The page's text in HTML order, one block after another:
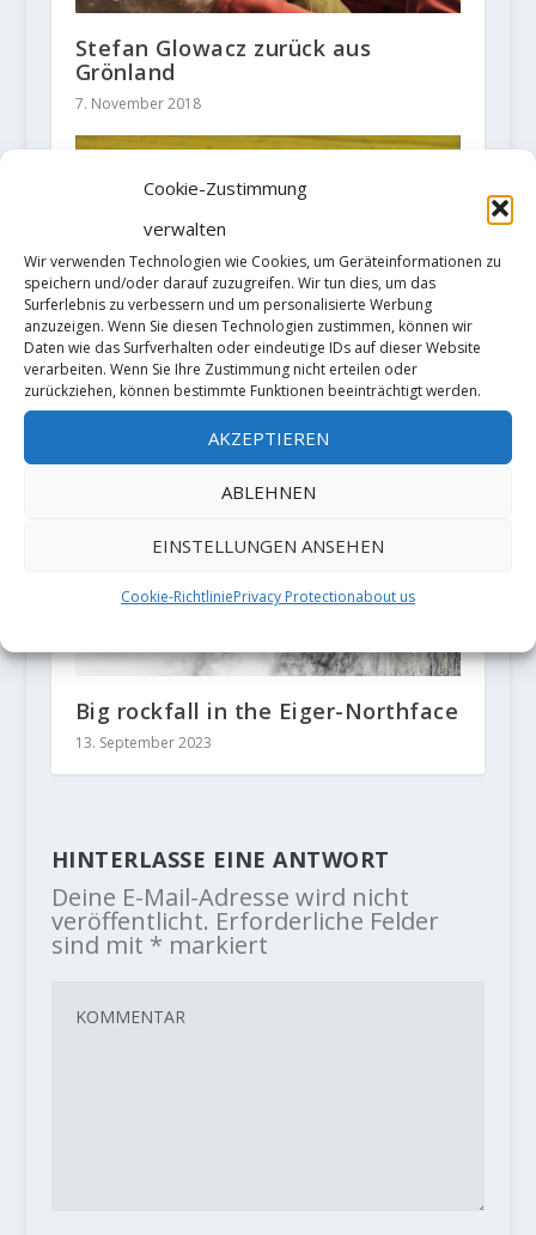
Cookie-Zustimmung
verwalten
Wir verwenden Technologien wie Cookies, um Geräteinformationen zu
speichern und/oder darauf zuzugreifen. Wir tun dies, um das
Surferlebnis zu verbessern und um personalisierte Werbung
anzuzeigen. Wenn Sie diesen Technologien zustimmen, können wir
Daten wie das Surfverhalten oder eindeutige IDs auf dieser Website
verarbeiten. Wenn Sie Ihre Zustimmung nicht erteilen oder
zurückziehen, können bestimmte Funktionen beeinträchtigt werden.
AKZEPTIEREN
ABLEHNEN
EINSTELLUNGEN ANSEHEN
Cookie-RichtliniePrivacy Protectionabout us
Stefan Glowacz zurück aus
Grönland
7. November 2018
Standplatzsicherung, wenn ein
Fixpunkt versagt
4. Februar 2020
Big rockfall in the Eiger-Northface
13. September 2023
HINTERLASSE EINE ANTWORT
Deine E-Mail-Adresse wird nicht
veröffentlicht. Erforderliche Felder
sind mit * markiert